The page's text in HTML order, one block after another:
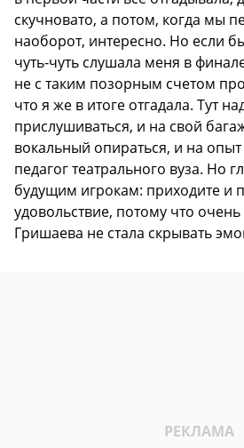
скучновато, а потом, когда мы
наоборот, интересно. Но если
чуть-чуть слушала меня в
не с таким позорным счетом
что я же в итоге отгадала. Тут
прислушиваться, и на свой
вокальный опираться, и на
педагог театрального вуза. Но
будущим игрокам: приходите и
удовольствие, потому что
Гришаева не стала скрывать